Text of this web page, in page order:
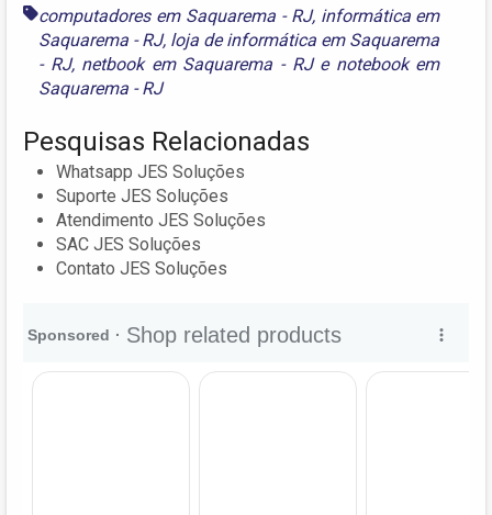
computadores em Saquarema - RJ, informática em
Saquarema - RJ, loja de informática em Saquarema
- RJ, netbook em Saquarema - RJe notebook em
Saquarema - RJ
Pesquisas Relacionadas
Whatsapp JES Soluções
Suporte JES Soluções
Atendimento JES Soluções
SAC JES Soluções
Contato JES Soluções